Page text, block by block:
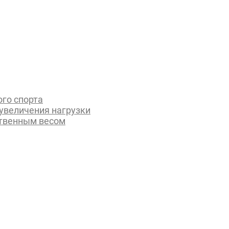
спорта
нагрузки
весом